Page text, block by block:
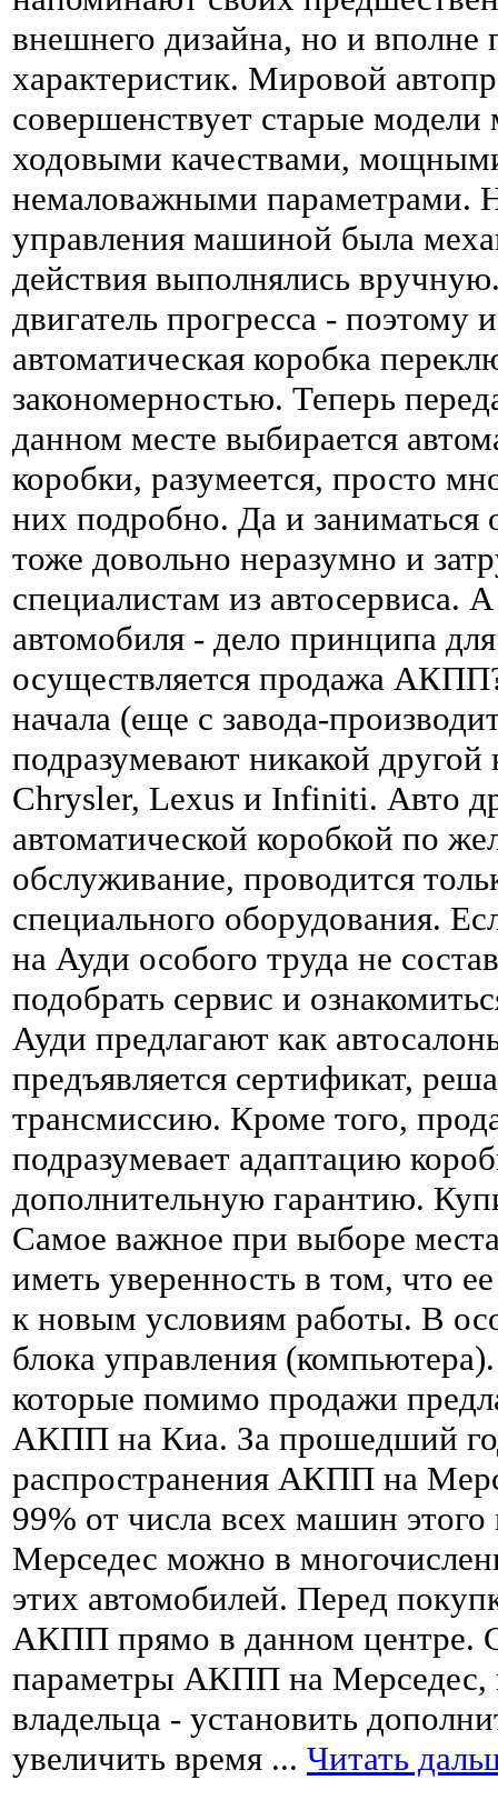
внешнего дизайна, но и
характеристик. Мировой
совершенствует старые
ходовыми качествами,
немаловажными параметрами.
управления машиной была
действия выполнялись
двигатель прогресса - поэтому
автоматическая коробка
закономерностью. Теперь
данном месте выбирается
коробки, разумеется, просто
них подробно. Да и
тоже довольно неразумно и
специалистам из автосервиса.
автомобиля - дело принципа
осуществляется продажа
начала (еще с завода-
подразумевают никакой
Chrysler, Lexus и Infiniti. Авто
автоматической коробкой по
обслуживание, проводится
специального оборудования.
на Ауди особого труда не
подобрать сервис и
Ауди предлагают как
предъявляется сертификат,
трансмиссию. Кроме того,
подразумевает адаптацию
дополнительную гарантию.
Самое важное при выборе
иметь уверенность в том, что
к новым условиям работы. В
блока управления
которые помимо продажи
АКПП на Киа. За прошедший
распространения АКПП на
99% от числа всех машин
Мерседес можно в
этих автомобилей. Перед
АКПП прямо в данном центре.
параметры АКПП на Мерседес,
владельца - установить
увеличить время ... Читать